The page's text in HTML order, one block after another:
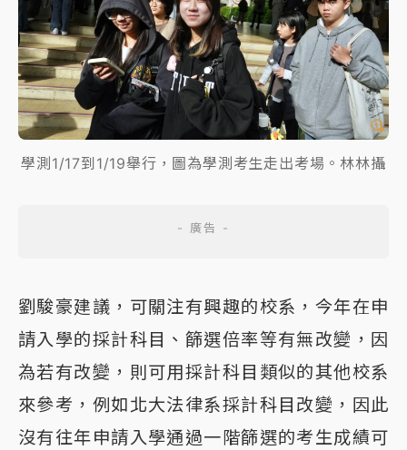
學測1/17到1/19舉行，圖為學測考生走出考場。林林攝
劉駿豪建議，可關注有興趣的校系，今年在申
請入學的採計科目、篩選倍率等有無改變，因
為若有改變，則可用採計科目類似的其他校系
來參考，例如北大法律系採計科目改變，因此
沒有往年申請入學通過一階篩選的考生成績可